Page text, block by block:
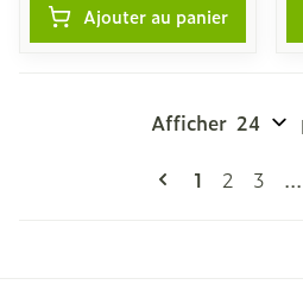
Ajouter au panier
Vous lisez
1 Page
2 Page
3 ...
Afficher